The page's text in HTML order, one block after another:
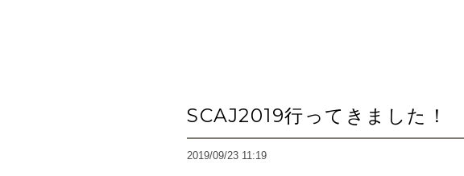
SCAJ2019行ってきました！
2019/09/23 11:19